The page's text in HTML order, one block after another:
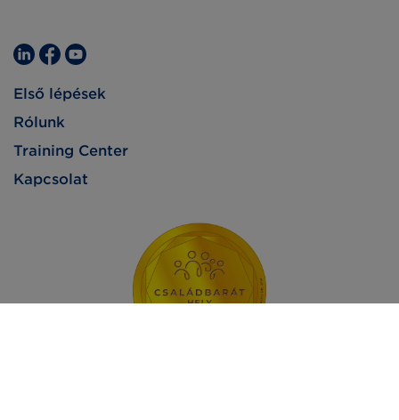
Első lépések
Rólunk
Training Center
Kapcsolat